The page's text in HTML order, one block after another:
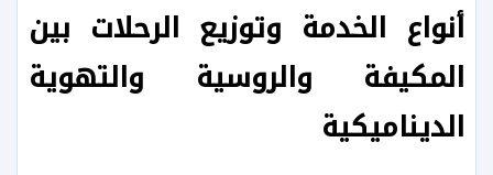
أنواع الخدمة وتوزيع الرحلات بين
المكيفة والروسية والتهوية
الديناميكية